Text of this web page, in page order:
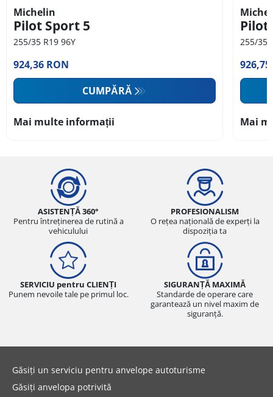
Michelin
Pilot Sport 5
255/35 R19 96Y
924,36 RON
CUMPĂRĂ
Mai multe informații
Pilot
255/35
Mai
ASISTENȚĂ 360°
Pentru întreținerea de rutină a
vehiculului
PROFESIONALISM
O rețea națională de experți la
dispoziția ta
SERVICIU pentru CLIENȚI
Punem nevoile tale pe primul loc.
SIGURANȚĂ MAXIMĂ
Standarde de operare care
garantează un nivel maxim de
siguranță.
Găsiți un serviciu pentru anvelope autoturisme
Găsiți anvelopa potrivită